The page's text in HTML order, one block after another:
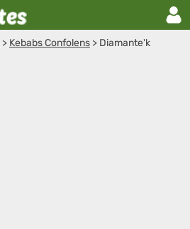
> Kebabs Confolens > Diamante'k